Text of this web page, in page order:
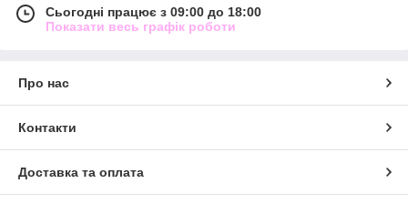
Сьогодні працює з 09:00 до 18:00
Показати весь графік роботи
Про нас
Контакти
Доставка та оплата